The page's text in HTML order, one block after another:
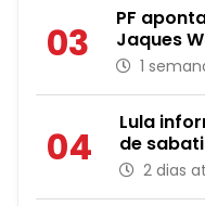
03
PF
Jaques
1
04
Lula
de
2 dias